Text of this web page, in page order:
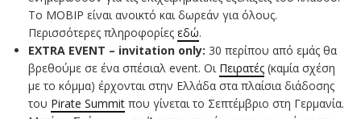
Το MOBIP είναι ανοικτό και δωρεάν για όλους.
Περισσότερες πληροφορίες εδώ.
EXTRA EVENT – invitation only: 30 περίπου από εμάς θα
βρεθούμε σε ένα σπέσιαλ event. Οι Πειρατές (καμία σχέση
με το κόμμα) έρχονται στην Ελλάδα στα πλαίσια διάδοσης
του Pirate Summit που γίνεται το Σεπτέμβριο στη Γερμανία.